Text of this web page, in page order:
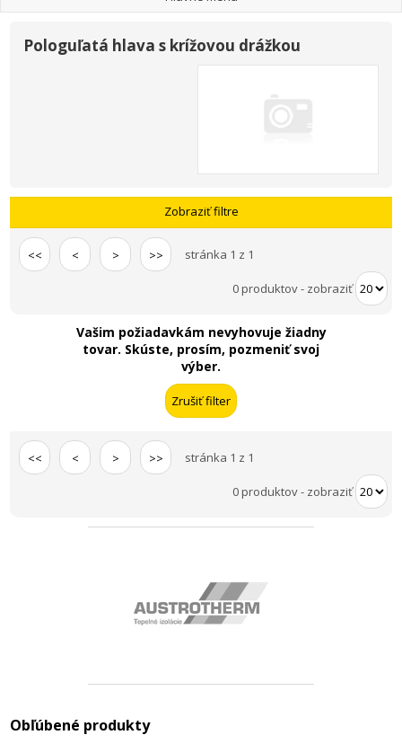
Pologuľatá hlava s krížovou drážkou
Zobraziť filtre
<< < > >> stránka 1 z 1
0 produktov- zobraziť
Vašim požiadavkám nevyhovuje žiadny
tovar. Skúste, prosím, pozmeniť svoj
výber.
<< < > >> stránka 1 z 1
0 produktov- zobraziť
Obľúbené produkty